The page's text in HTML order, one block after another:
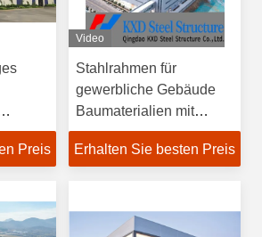
Preis
Video
Stahlrahmen für
gewerbliche Gebäude
Baumaterialien mit
Dachwand aus
Steinwolle
Erhalten Sie besten Preis